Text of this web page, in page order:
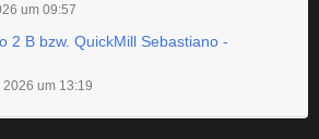
um 09:57
2 B bzw. QuickMill Sebastiano -
2026 um 13:19